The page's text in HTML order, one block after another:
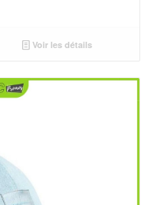
Voir les détails